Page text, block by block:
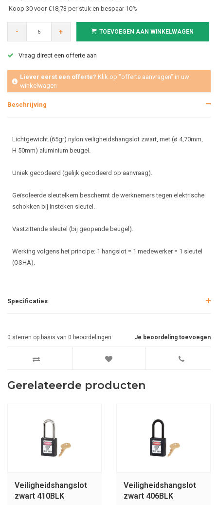
Koop 30 voor €18,73 per stuk en bespaar 10%
- + TOEVOEGEN AAN WINKELWAGEN
Vraag direct een offerte aan
Liever eerst een offerte? Klik op "offerte aanvragen" in uw
winkelwagen
Beschrijving
Lichtgewicht (65gr) nylon veiligheidshangslot zwart, met (ø 4,70mm,
H 50mm) aluminium beugel.
Uniek gecodeerd (gelijk gecodeerd op aanvraag).
Geïsoleerde sleutelkern beschermt de werknemers tegen elektrische
schokken bij insteken sleutel.
Vastzittende sleutel (bij geopende beugel).
Werking volgens het principe: 1 hangslot = 1 medewerker = 1 sleutel
(OSHA).
Specificaties
Je beoordeling toevoegen
0 sterren op basis van 0 beoordelingen
Gerelateerde producten
Veiligheidshangslot
zwart 410BLK
Veiligheidshangslot
zwart 406BLK